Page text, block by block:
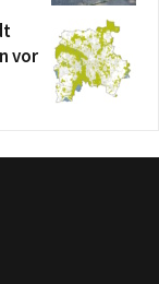
vor